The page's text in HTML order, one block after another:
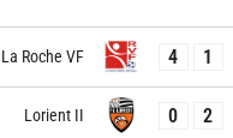
La Roche VF 4 1
Lorient II 0 2